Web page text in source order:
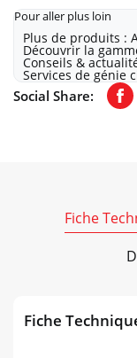
Pour aller plus loin
Plus de produits :
Découvrir la
Conseils &
Services de génie
Social Share:
Fiche
Fiche